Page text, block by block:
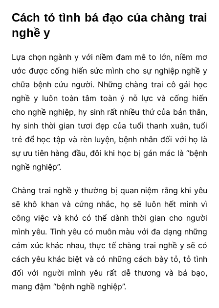
Cách tỏ tình bá đạo của chàng trai
nghề y
Lựa chọn ngành y với niềm đam mê to lớn, niềm mơ
ước được cống hiến sức mình cho sự nghiệp nghề y
chữa bệnh cứu người. Những chàng trai cô gái học
nghề y luôn toàn tâm toàn ý nỗ lực và cống hiến
cho nghề nghiệp, hy sinh rất nhiều thứ của bản thân,
hy sinh thời gian tươi đẹp của tuổi thanh xuân, tuổi
trẻ để học tập và rèn luyện, bệnh nhân đối với họ là
sự ưu tiên hàng đầu, đôi khi học bị gán mác là “bệnh
nghề nghiệp”.
Chàng trai nghề y thường bị quan niệm rằng khi yêu
sẽ khô khan và cứng nhắc, họ sẽ luôn hết mình vì
công việc và khó có thể dành thời gian cho người
mình yêu. Tình yêu có muôn màu với đa dạng những
cảm xúc khác nhau, thực tế chàng trai nghề y sẽ có
cách yêu khác biệt và có những cách bày tỏ, tỏ tình
đối với người mình yêu rất dễ thương và bá bạo,
mang đậm “bệnh nghề nghiệp”.